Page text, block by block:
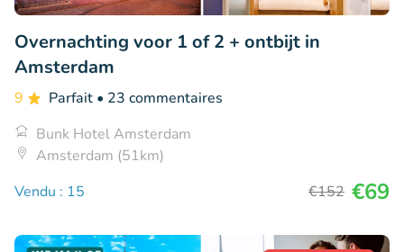
Overnachting voor 1 of 2 + ontbijt in
Amsterdam
9 Parfait • 23 commentaires
Bunk Hotel Amsterdam
Amsterdam (51km)
Vendu : 15
€152 €69